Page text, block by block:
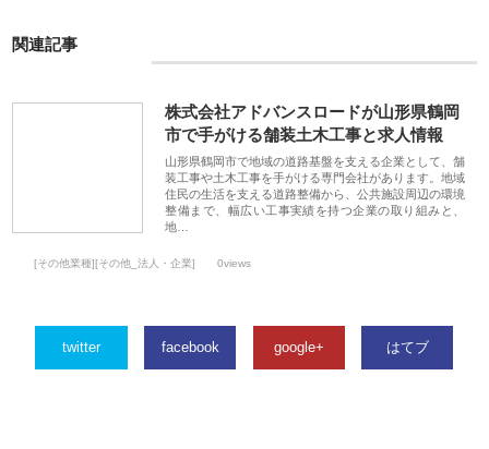
関連記事
株式会社アドバンスロードが山形県鶴岡
市で手がける舗装土木工事と求人情報
山形県鶴岡市で地域の道路基盤を支える企業として、舗
装工事や土木工事を手がける専門会社があります。地域
住民の生活を支える道路整備から、公共施設周辺の環境
整備まで、幅広い工事実績を持つ企業の取り組みと、
地…
[その他業種][その他_法人・企業] 0views
twitter facebook google+ はてブ